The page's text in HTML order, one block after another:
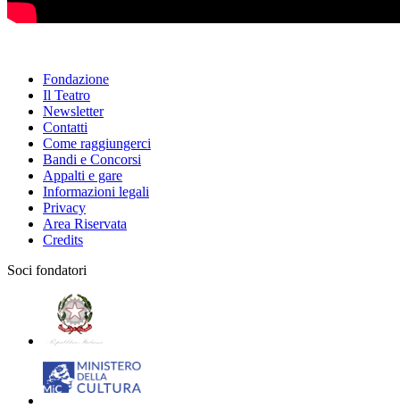
Fondazione
Il Teatro
Newsletter
Contatti
Come raggiungerci
Bandi e Concorsi
Appalti e gare
Informazioni legali
Privacy
Area Riservata
Credits
Soci fondatori